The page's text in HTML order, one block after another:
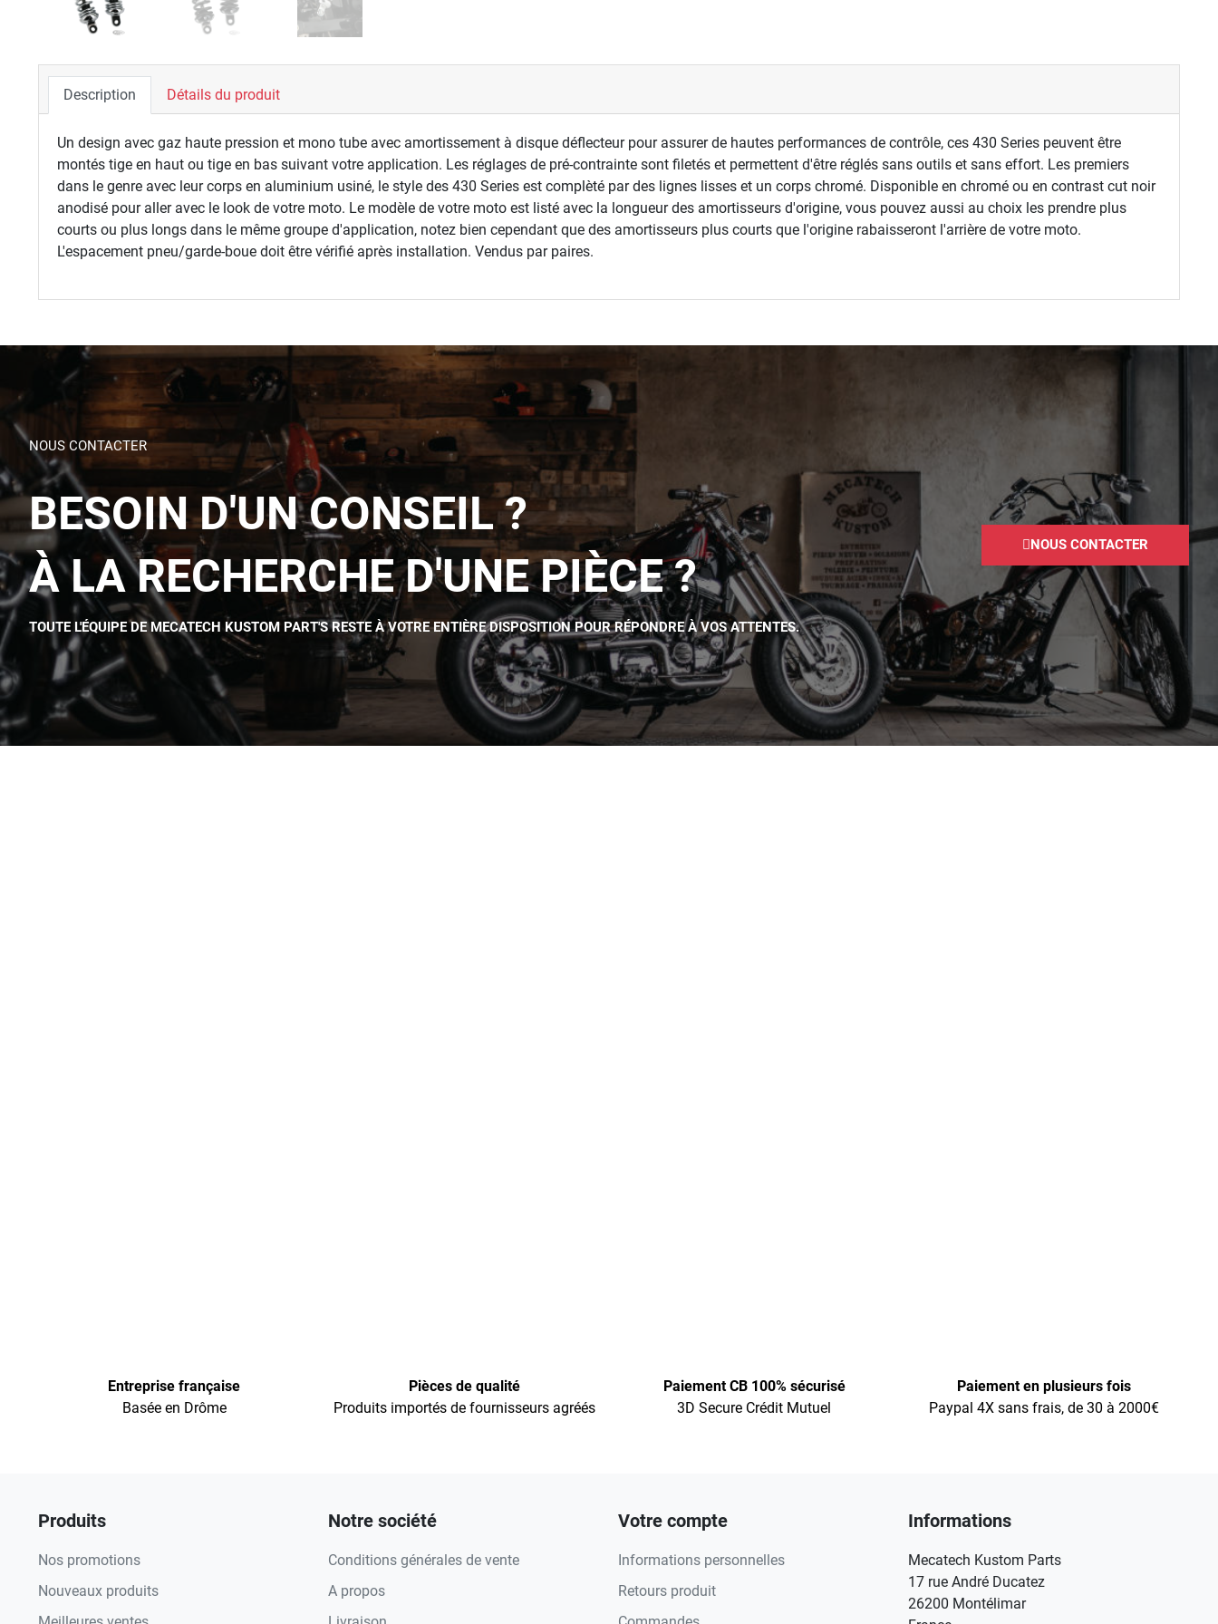
Description Détails du produit
Un design avec gaz haute pression et mono tube avec amortissement à disque déflecteur pour assurer de hautes performances de contrôle, ces 430 Series peuvent être
montés tige en haut ou tige en bas suivant votre application. Les réglages de pré-contrainte sont filetés et permettent d'être réglés sans outils et sans effort. Les premiers
dans le genre avec leur corps en aluminium usiné, le style des 430 Series est complèté par des lignes lisses et un corps chromé. Disponible en chromé ou en contrast cut noir
anodisé pour aller avec le look de votre moto. Le modèle de votre moto est listé avec la longueur des amortisseurs d'origine, vous pouvez aussi au choix les prendre plus
courts ou plus longs dans le même groupe d'application, notez bien cependant que des amortisseurs plus courts que l'origine rabaisseront l'arrière de votre moto.
L'espacement pneu/garde-boue doit être vérifié après installation. Vendus par paires.
NOUS CONTACTER
BESOIN D'UN CONSEIL ?
À LA RECHERCHE D'UNE PIÈCE ?
TOUTE L'ÉQUIPE DE MECATECH KUSTOM PART'S RESTE À VOTRE ENTIÈRE DISPOSITION POUR RÉPONDRE À VOS ATTENTES.
NOUS CONTACTER
Entreprise française
Basée en Drôme
Pièces de qualité
Produits importés de fournisseurs agréés
Paiement CB 100% sécurisé
3D Secure Crédit Mutuel
Paiement en plusieurs fois
Paypal 4X sans frais, de 30 à 2000€
Produits
Nos promotions
Nouveaux produits
Notre société
Conditions générales de vente
A propos
Votre compte
Informations personnelles
Retours produit
Informations
Mecatech Kustom Parts
17 rue André Ducatez
26200 Montélimar